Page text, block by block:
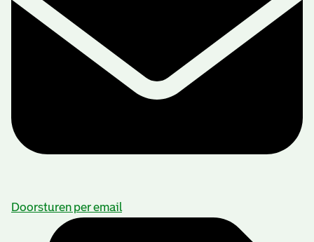
Doorsturen per email